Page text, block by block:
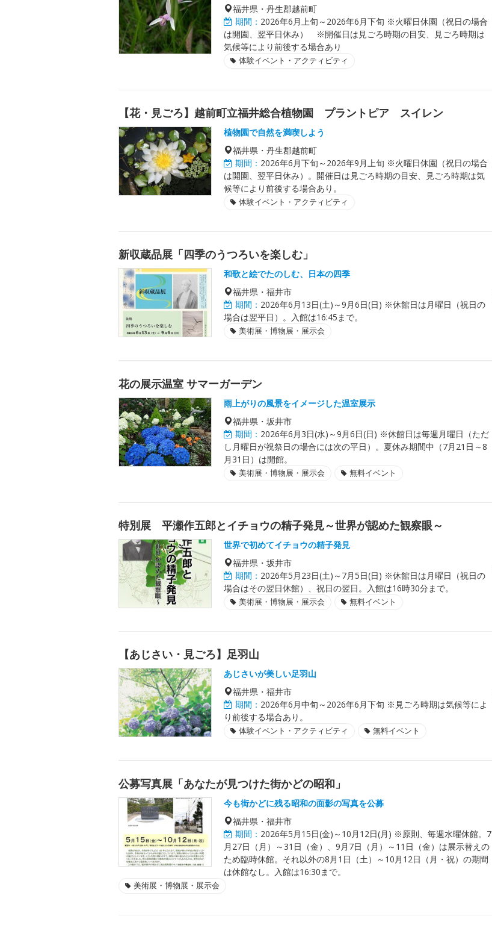
福井県・丹生郡越前町
期間： 2026年6月上旬～2026年6月下旬 ※火曜日休園（祝日の場合
は開園、翌平日休み） ※開催日は見ごろ時期の目安、見ごろ時期は
気候等により前後する場合あり
体験イベント・アクティビティ
【花・見ごろ】越前町立福井総合植物園 プラントピア スイレン
植物園で自然を満喫しよう
福井県・丹生郡越前町
期間： 2026年6月下旬～2026年9月上旬 ※火曜日休園（祝日の場合
は開園、翌平日休み）。開催日は見ごろ時期の目安、見ごろ時期は気
候等により前後する場合あり。
体験イベント・アクティビティ
新収蔵品展「四季のうつろいを楽しむ」
和歌と絵でたのしむ、日本の四季
福井県・福井市
期間： 2026年6月13日(土)～9月6日(日) ※休館日は月曜日（祝日の
場合は翌平日）。入館は16:45まで。
美術展・博物展・展示会
花の展示温室 サマーガーデン
雨上がりの風景をイメージした温室展示
福井県・坂井市
期間： 2026年6月3日(水)～9月6日(日) ※休館日は毎週月曜日（ただ
し月曜日が祝祭日の場合には次の平日）。夏休み期間中（7月21日～8
月31日）は開館。
美術展・博物展・展示会 無料イベント
特別展 平瀬作五郎とイチョウの精子発見～世界が認めた観察眼～
世界で初めてイチョウの精子発見
福井県・坂井市
期間： 2026年5月23日(土)～7月5日(日) ※休館日は月曜日（祝日の
場合はその翌日休館）、祝日の翌日。入館は16時30分まで。
美術展・博物展・展示会 無料イベント
【あじさい・見ごろ】足羽山
あじさいが美しい足羽山
福井県・福井市
期間： 2026年6月中旬～2026年6月下旬 ※見ごろ時期は気候等によ
り前後する場合あり。
体験イベント・アクティビティ 無料イベント
公募写真展「あなたが見つけた街かどの昭和」
今も街かどに残る昭和の面影の写真を公募
福井県・福井市
期間： 2026年5月15日(金)～10月12日(月) ※原則、毎週水曜休館。7
月27日（月）～31日（金）、9月7日（月）～11日（金）は展示替えの
ため臨時休館。それ以外の8月1日（土）～10月12日（月・祝）の期間
は休館なし。入館は16:30まで。
美術展・博物展・展示会